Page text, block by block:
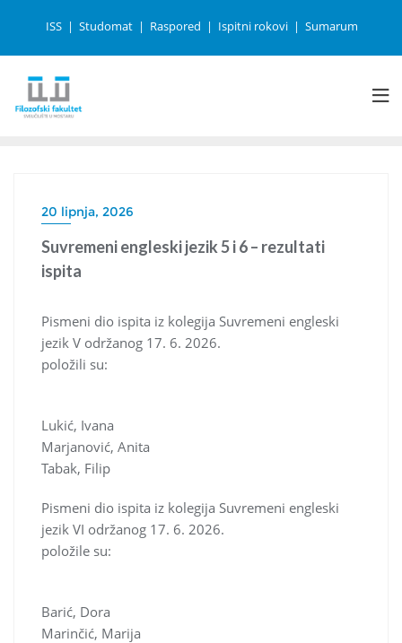
ISS Studomat Raspored Ispitni rokovi Sumarum
20 lipnja, 2026
Suvremeni engleski jezik 5 i 6 – rezultati
ispita
Pismeni dio ispita iz kolegija Suvremeni engleski
jezik V održanog 17. 6. 2026.
položili su:
Lukić, Ivana
Marjanović, Anita
Tabak, Filip
Pismeni dio ispita iz kolegija Suvremeni engleski
jezik VI održanog 17. 6. 2026.
položile su:
Barić, Dora
Marinčić, Marija